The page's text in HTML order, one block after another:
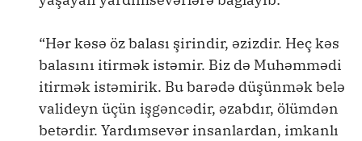
“Hər kəsə öz balası şirindir, əzizdir. Heç kəs
balasını itirmək istəmir. Biz də Muhəmmədi
itirmək istəmirik. Bu barədə düşünmək belə
valideyn üçün işgəncədir, əzabdır, ölümdən
betərdir. Yardımsevər insanlardan, imkanlı